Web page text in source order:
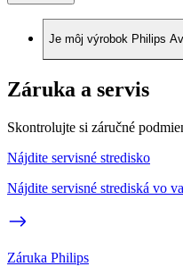
Je môj výrobok Philips
Záruka a servis
Skontrolujte si záručné
Nájdite servisné stredisko
Nájdite servisné strediská vo
Záruka Philips